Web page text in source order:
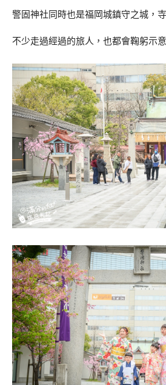
警固神社同時也是福岡城鎮守之城，
不少走過經過的旅人，也都會鞠躬示